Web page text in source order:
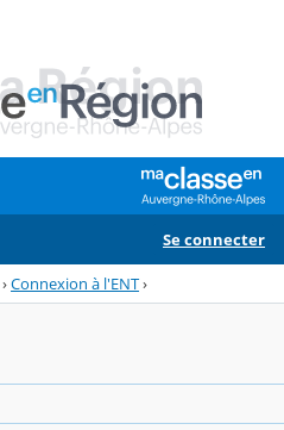
Se connecter
›Connexion à l'ENT›